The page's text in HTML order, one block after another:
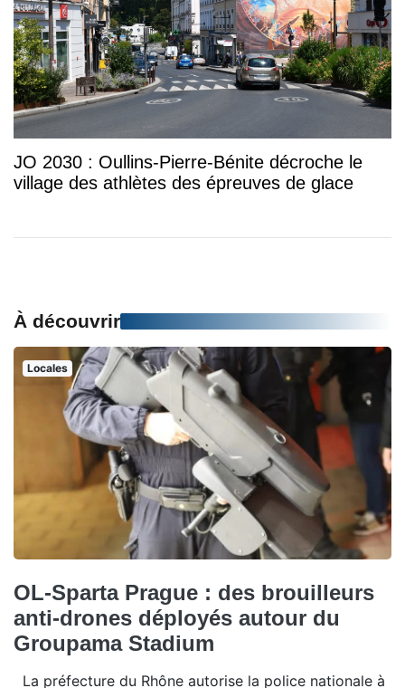
JO 2030 : Oullins-Pierre-Bénite décroche le
village des athlètes des épreuves de glace
À découvrir
Locales
OL-Sparta Prague : des brouilleurs
anti-drones déployés autour du
Groupama Stadium
La préfecture du Rhône autorise la police nationale à